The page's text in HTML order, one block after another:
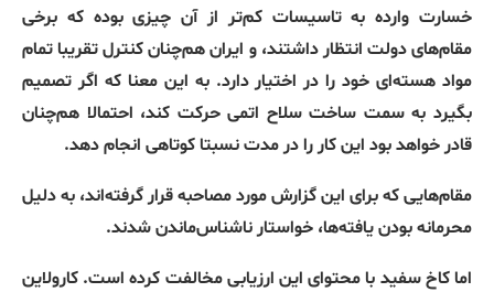
خسارت وارده به تاسیسات کم‌تر از آن چیزی بوده که برخی
مقام‌های دولت انتظار داشتند، و ایران هم‌چنان کنترل تقریبا تمام
مواد هسته‌ای خود را در اختیار دارد. به این معنا که اگر تصمیم
بگیرد به سمت ساخت سلاح اتمی حرکت کند، احتمالا هم‌چنان
قادر خواهد بود این کار را در مدت نسبتا کوتاهی انجام دهد.
مقام‌هایی که برای این گزارش مورد مصاحبه قرار گرفته‌اند، به دلیل
محرمانه بودن یافته‌ها، خواستار ناشناس‌ماندن شدند.
اما کاخ سفید با محتوای این ارزیابی مخالفت کرده است. کارولاین